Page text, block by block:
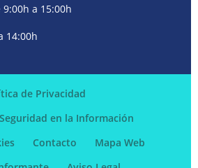
a 15:00h
14:00h
de Privacidad
en la Información
Contacto
Mapa Web